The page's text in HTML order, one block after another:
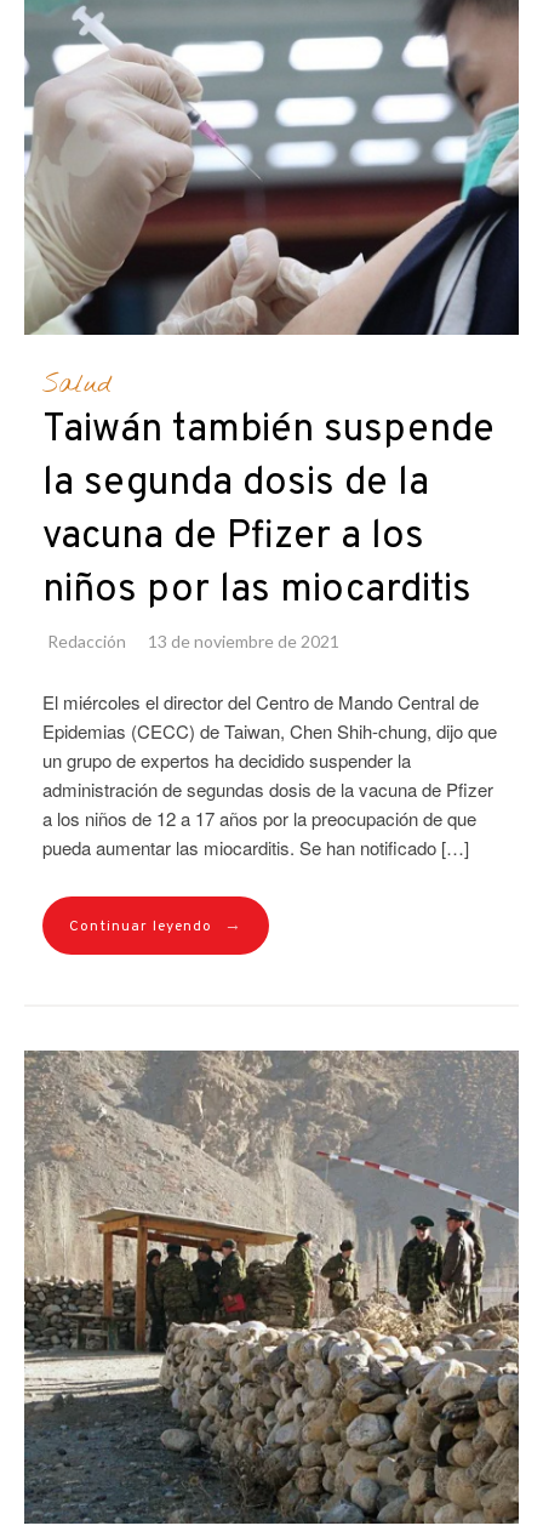
Salud
Taiwán también suspende
la segunda dosis de la
vacuna de Pfizer a los
niños por las miocarditis
Redacción 13 de noviembre de 2021
El miércoles el director del Centro de Mando Central de
Epidemias (CECC) de Taiwan, Chen Shih-chung, dijo que
un grupo de expertos ha decidido suspender la
administración de segundas dosis de la vacuna de Pfizer
a los niños de 12 a 17 años por la preocupación de que
pueda aumentar las miocarditis. Se han notificado […]
Continuar leyendo →